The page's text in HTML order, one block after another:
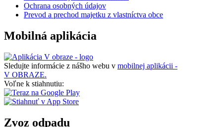
Ochrana osobných údajov
Prevod a prechod majetku z vlastníctva obce
Mobilná aplikácia
Sledujte informácie z nášho webu v mobilnej aplikácii -
V OBRAZE.
Voľne k stiahnutiu:
Zvoz odpadu